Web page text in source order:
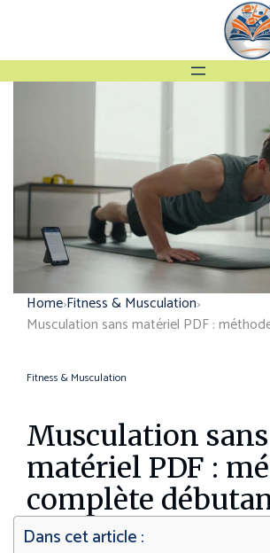
HomeFitness & Musculation
Fitness & Musculation
Musculation sans
matériel PDF :
complète
Dans cet article :